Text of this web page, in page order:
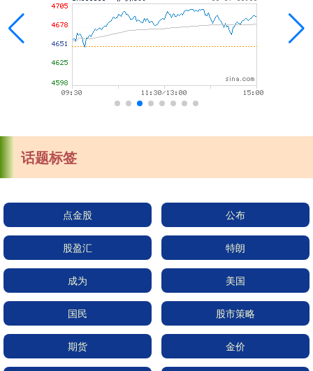
话题标签
点金股 公布
股盈汇 特朗
成为 美国
国民 股市策略
期货 金价